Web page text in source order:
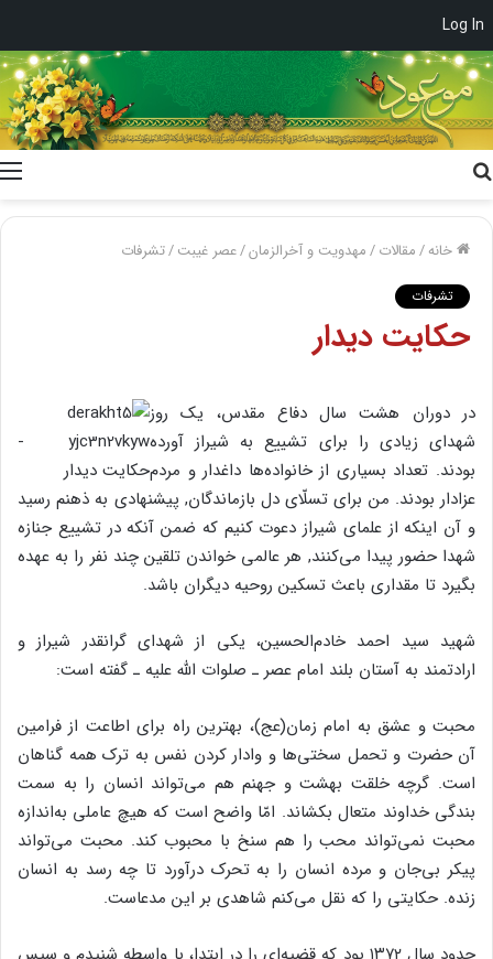
Log In
خانه/مقالات/مهدویت و آخرالزمان/عصر غیبت/تشرفات
تشرفات
حکایت دیدار
در دوران هشت سال دفاع مقدس، یک روز
شهدای زیادی را برای تشییع به شیراز آورده
بودند. تعداد بسیاری از خانواده‌ها داغدار و مردم
عزادار بودند. من برای تسلّای دل بازماندگان, پیشنهادی به ذهنم رسید
و آن اینکه از علمای شیراز دعوت کنیم که ضمن آنکه در تشییع جنازه
شهدا حضور پیدا می‌کنند, هر عالمی خواندن تلقین چند نفر را به عهده
بگیرد تا مقداری باعث تسکین روحیه دیگران باشد.
شهید سید احمد خادم‌الحسین، یکی از شهدای گرانقدر شیراز و
ارادتمند به آستان بلند امام عصر ـ صلوات الله علیه ـ گفته است:
محبت و عشق به امام زمان(عج)، بهترین راه برای اطاعت از فرامین
آن حضرت و تحمل سختی‌ها و وادار کردن نفس به ترک همه گناهان
است. گرچه خلقت بهشت و جهنم هم می‌تواند انسان را به سمت
بندگی خداوند متعال بکشاند. امّا واضح است که هیچ عاملی به‌اندازه
محبت نمی‌تواند محب را هم سنخ با محبوب کند. محبت می‌تواند
پیکر بی‌جان و مرده انسان را به تحرک درآورد تا چه رسد به انسان
زنده. حکایتی را که نقل می‌کنم شاهدی بر این مدعاست.